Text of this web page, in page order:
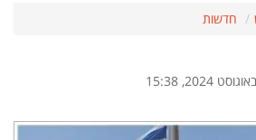
חדשות